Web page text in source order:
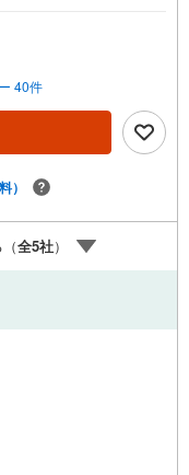
立ち寄り下さい。～人
ービス～・小さいお子
く外出したくない時・L
にご利用いただけま
味ある物件の現地から
りにくい「空気感」や
談は第三者による住宅
シーも安心・忙しいパー
の場所から家族みんな
下さい～営業時間～9:3
電話でのお問合せがス
い
40件
）
全5社）